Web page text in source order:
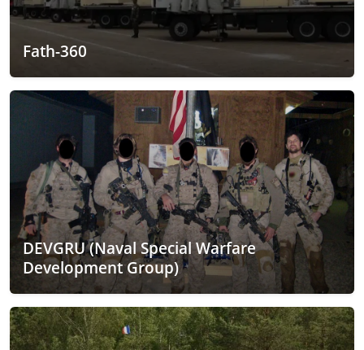
Fath-360
DEVGRU (Naval Special Warfare
Development Group)